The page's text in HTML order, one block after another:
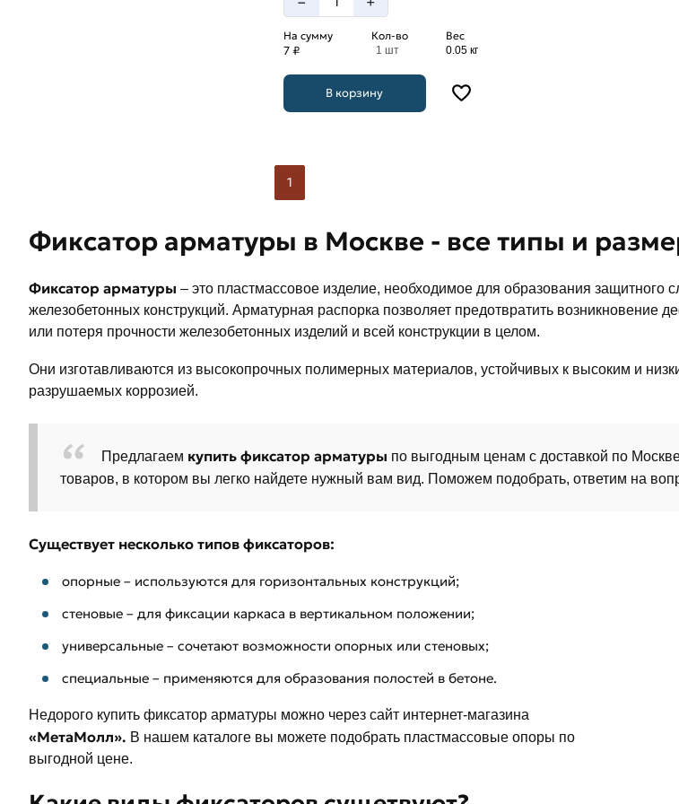
На сумму
7 ₽
Кол-во
1 шт
Вес
0.05 кг
В корзину
1
Фиксатор арматуры в Москве - все типы и
Фиксатор арматуры – это пластмассовое изделие, необходимое для образования защитного
железобетонных конструкций. Арматурная распорка позволяет предотвратить возникновение
или потеря прочности железобетонных изделий и всей конструкции в целом.
Они изготавливаются из высокопрочных полимерных материалов, устойчивых к высоким и
разрушаемых коррозией.
Предлагаем купить фиксатор арматуры по выгодным ценам с доставкой по
товаров, в котором вы легко найдете нужный вам вид. Поможем подобрать, ответим на
Существует несколько типов фиксаторов:
опорные – используются для горизонтальных конструкций;
стеновые – для фиксации каркаса в вертикальном положении;
универсальные – сочетают возможности опорных или стеновых;
специальные – применяются для образования полостей в бетоне.
Недорого купить фиксатор арматуры можно через сайт интернет-магазина
«МетаМолл». В нашем каталоге вы можете подобрать пластмассовые опоры по
выгодной цене.